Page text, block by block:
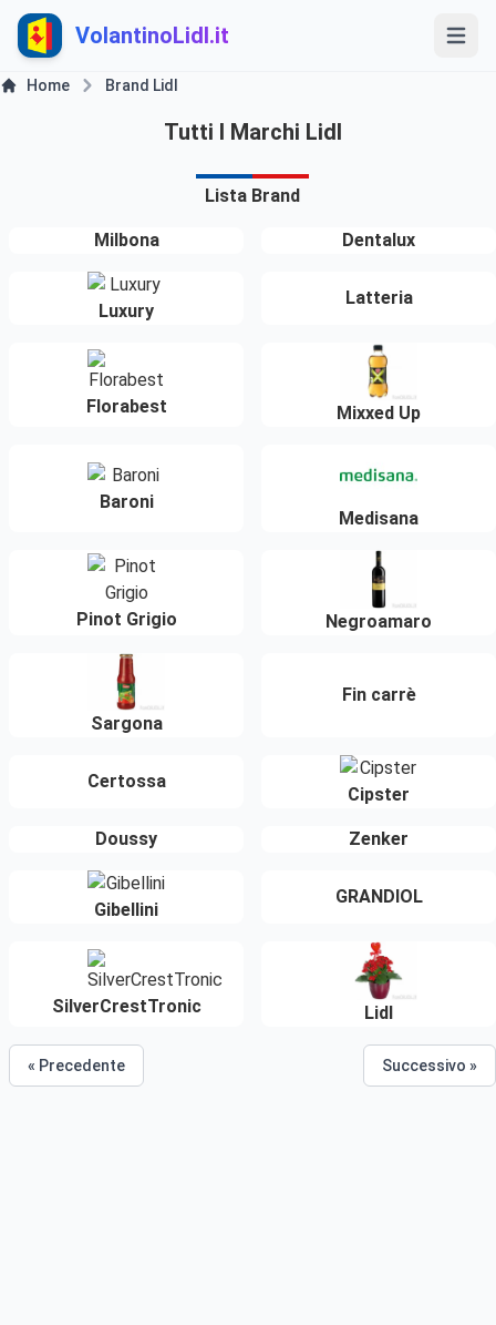
VolantinoLidl.it
Home Brand Lidl
Tutti I Marchi Lidl
Lista Brand
Milbona Dentalux
Luxury
Latteria
Florabest Mixxed Up
Baroni
Medisana
Pinot Grigio Negroamaro
Sargona
Fin carrè
Certossa
Cipster
Doussy Zenker
Gibellini
GRANDIOL
SilverCrestTronic Lidl
« Precedente Successivo »